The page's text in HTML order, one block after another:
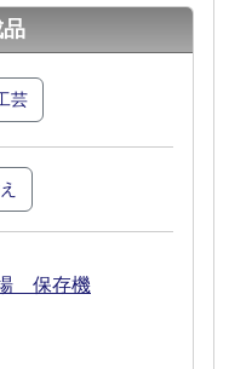
芸
保存機